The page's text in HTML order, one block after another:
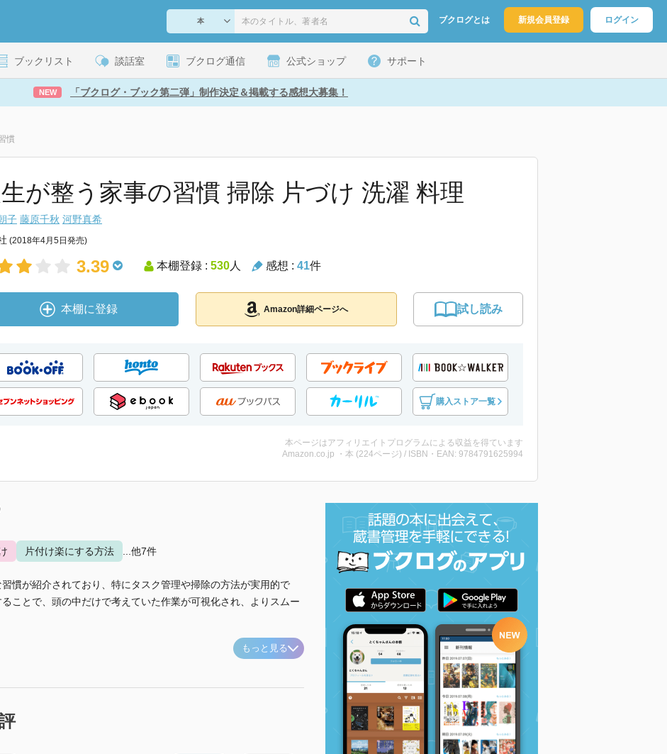
ブクログとは 新規会員登録 ログイン
ブックリスト 談話室 ブクログ通信 公式ショップ サポート
NEW 「ブクログ・ブック第二弾」制作決定＆掲載する感想大募集！
慣
生が整う家事の習慣 掃除 片づけ 洗濯 料理
子 藤原千秋 河野真希
(2018年4月5日発売)
3.39 本棚登録 : 530人 感想 : 41件
本棚に登録 Amazon詳細ページへ 試し読み
購入ストア一覧
本ページはアフィリエイトプログラムによる収益を得ています
Amazon.co.jp ・本 (224ページ) / ISBN・EAN: 9784791625994
片付け楽にする方法 ...他7件
慣が紹介されており、特にタスク管理や掃除の方法が実用的で
ことで、頭の中だけで考えていた作業が可視化され、よりスムー
もっと見る